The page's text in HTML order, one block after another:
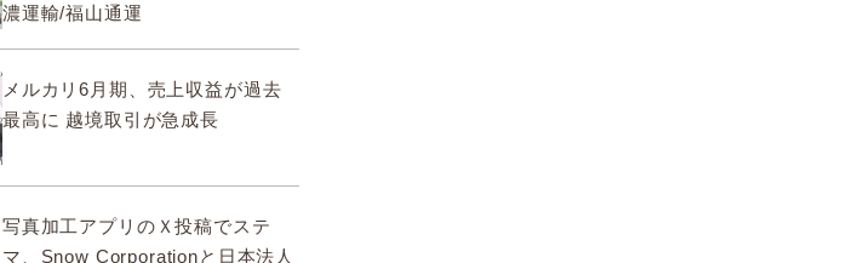
濃運輸/福山通運
メルカリ6月期、売上収益が過去
最高に 越境取引が急成長
写真加工アプリのＸ投稿でステ
マ、Snow Corporationと日本法人